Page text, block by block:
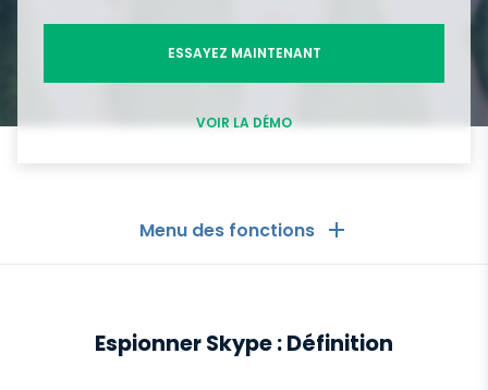
ESSAYEZ MAINTENANT
VOIR LA DÉMO
Menu des fonctions
Journaux d'appels
Applications de messagerie
Espionner Skype : Définition